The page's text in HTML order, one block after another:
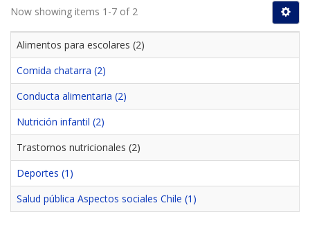
Now showing items 1-7 of 2
Alimentos para escolares (2)
Comida chatarra (2)
Conducta alimentaria (2)
Nutrición infantil (2)
Trastornos nutricionales (2)
Deportes (1)
Salud pública Aspectos sociales Chile (1)